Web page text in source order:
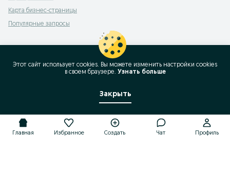
Карта бизнес-страницы
Популярные запросы
Главная Избранное Создать Чат Профиль
Этот сайт использует cookies. Вы можете изменить настройки cookies
в своeм браузере. Узнать больше
Закрыть